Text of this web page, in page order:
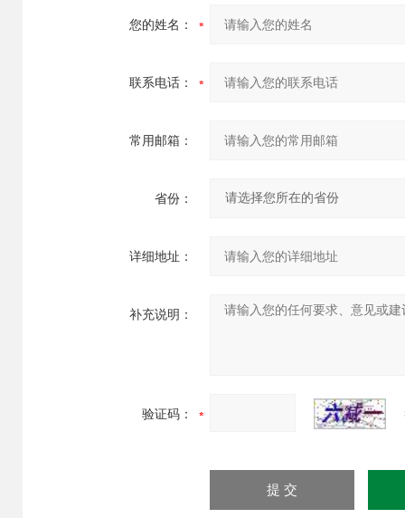
您的姓名：
联系电话：
常用邮箱：
省份：
详细地址：
补充说明：
验证码：